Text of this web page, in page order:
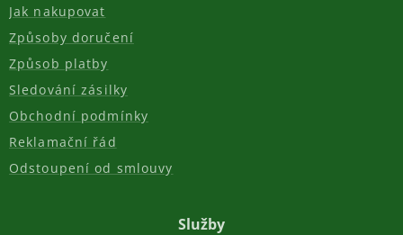
Jak nakupovat
Způsoby doručení
Způsob platby
Sledování zásilky
Obchodní podmínky
Reklamační řád
Odstoupení od smlouvy
Služby